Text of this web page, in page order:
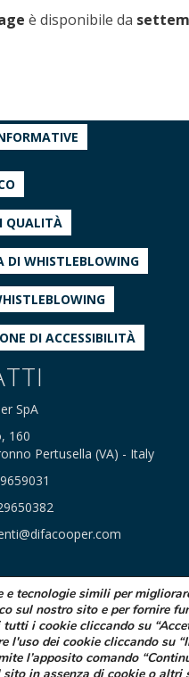
è disponibile da
QUALITÀ
DI WHISTLEBLOWING
DI ACCESSIBILITÀ
SpA
160
Pertusella (VA) - Italy
tecnologie simili per
sul nostro sito e per fornire
i cookie cliccando su
l'uso dei cookie cliccando su
l’apposito comando